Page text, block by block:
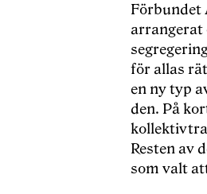
Förbundet
arrangerat
för allas
en ny typ
den. På
Resten av
som valt